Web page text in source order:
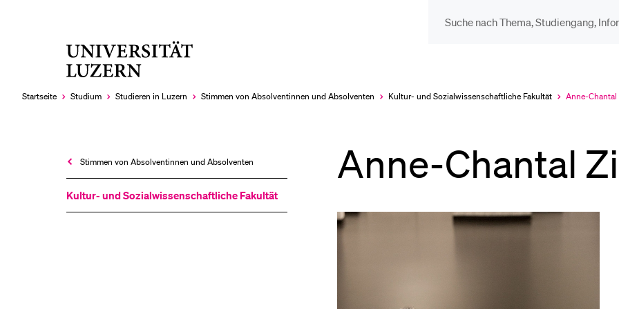
Startseite Studium Studieren in Luzern Stimmen von Absolventinnen und Absolventen Kultur- und Sozial­wissenschaftliche Fakultät
Aktuell
Anne-Chantal
Stimmen von Absolventinnen und Absolventen
Kultur- und Sozial­wissenschaftliche Fakultät
Anne-Chantal
LETZTE SUCHEN
Schulklassen und
Studien­interessierte